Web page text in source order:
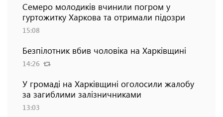
Семеро молодиків вчинили погром у
гуртожитку Харкова та отримали підозри
15:08
Безпілотник вбив чоловіка на Харківщині
14:26
У громаді на Харківщині оголосили жалобу
за загиблими залізничниками
13:03